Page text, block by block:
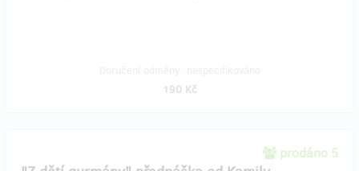
190 Kč
prodáno 5